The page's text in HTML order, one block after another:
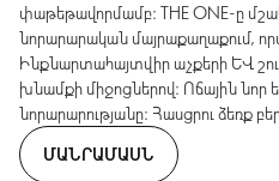
փաթեթավորմամբ։ THE ONE-ը
նորարարական մայրաքաղաքում,
Ինքնարտահայտվիր աչքերի և
խնամքի միջոցներով։ Ոճային նոր
նորարարությանը։ Հասցրու ձեռք
ՄԱՆՐԱՄԱՍՆ